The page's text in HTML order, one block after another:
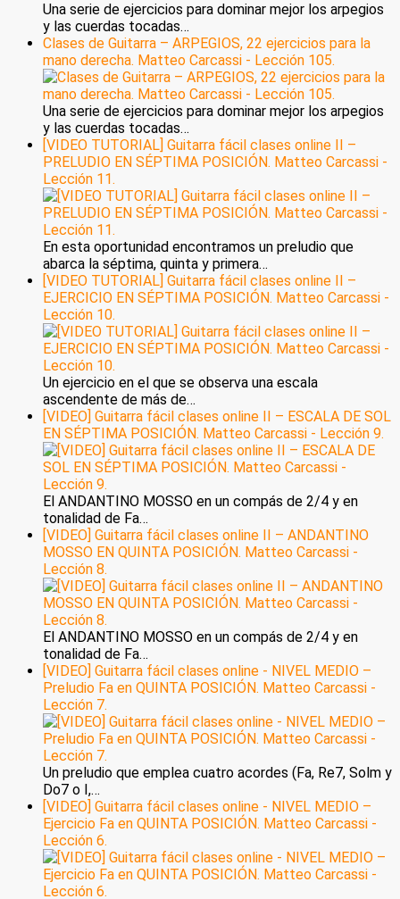
Una serie de ejercicios para dominar mejor los arpegios
y las cuerdas tocadas…
Clases de Guitarra – ARPEGIOS, 22 ejercicios para la
mano derecha. Matteo Carcassi - Lección 105.
Una serie de ejercicios para dominar mejor los arpegios
y las cuerdas tocadas…
[VIDEO TUTORIAL] Guitarra fácil clases online II –
PRELUDIO EN SÉPTIMA POSICIÓN. Matteo Carcassi -
Lección 11.
En esta oportunidad encontramos un preludio que
abarca la séptima, quinta y primera…
[VIDEO TUTORIAL] Guitarra fácil clases online II –
EJERCICIO EN SÉPTIMA POSICIÓN. Matteo Carcassi -
Lección 10.
Un ejercicio en el que se observa una escala
ascendente de más de…
[VIDEO] Guitarra fácil clases online II – ESCALA DE SOL
EN SÉPTIMA POSICIÓN. Matteo Carcassi - Lección 9.
El ANDANTINO MOSSO en un compás de 2/4 y en
tonalidad de Fa…
[VIDEO] Guitarra fácil clases online II – ANDANTINO
MOSSO EN QUINTA POSICIÓN. Matteo Carcassi -
Lección 8.
El ANDANTINO MOSSO en un compás de 2/4 y en
tonalidad de Fa…
[VIDEO] Guitarra fácil clases online - NIVEL MEDIO –
Preludio Fa en QUINTA POSICIÓN. Matteo Carcassi -
Lección 7.
Un preludio que emplea cuatro acordes (Fa, Re7, Solm y
Do7 o I,…
[VIDEO] Guitarra fácil clases online - NIVEL MEDIO –
Ejercicio Fa en QUINTA POSICIÓN. Matteo Carcassi -
Lección 6.